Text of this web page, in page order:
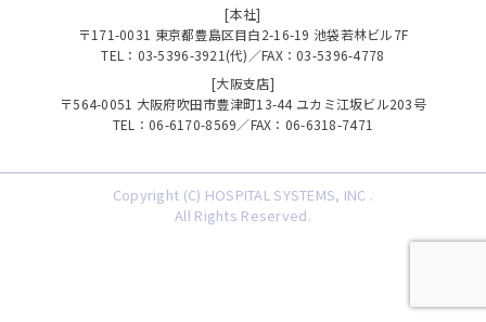
[本社]
〒171-0031 東京都豊島区目白2-16-19 池袋若林ビル7F
TEL：03-5396-3921(代)／FAX：03-5396-4778
[大阪支店]
〒564-0051 大阪府吹田市豊津町13-44 ユカミ江坂ビル203号
TEL：06-6170-8569／FAX：06-6318-7471
Copyright (C) HOSPITAL SYSTEMS, INC .
All Rights Reserved.